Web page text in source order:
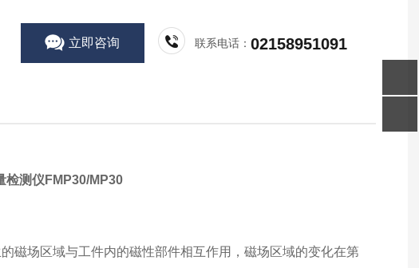
立即咨询 联系电话：02158951091
检测仪FMP30/MP30
磁场区域与工件内的磁性部件相互作用，磁场区域的变化在第